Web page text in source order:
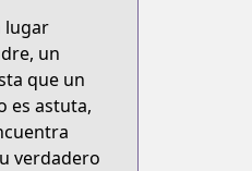
lugar
un
que un
es astuta,
verdadero